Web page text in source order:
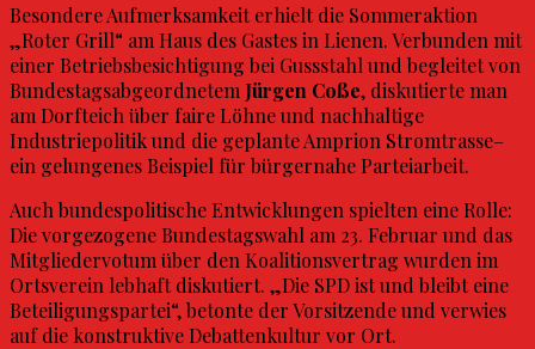
Besondere Aufmerksamkeit erhielt die Sommeraktion
„Roter Grill“ am Haus des Gastes in Lienen. Verbunden mit
einer Betriebsbesichtigung bei Gussstahl und begleitet von
Bundestagsabgeordnetem Jürgen Coße, diskutierte man
am Dorfteich über faire Löhne und nachhaltige
Industriepolitik und die geplante Amprion Stromtrasse–
ein gelungenes Beispiel für bürgernahe Parteiarbeit.
Auch bundespolitische Entwicklungen spielten eine Rolle:
Die vorgezogene Bundestagswahl am 23. Februar und das
Mitgliedervotum über den Koalitionsvertrag wurden im
Ortsverein lebhaft diskutiert. „Die SPD ist und bleibt eine
Beteiligungspartei“, betonte der Vorsitzende und verwies
auf die konstruktive Debattenkultur vor Ort.